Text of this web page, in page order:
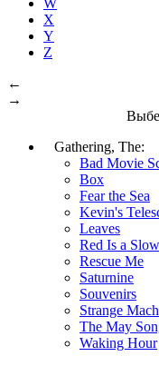
X
Y
Z
←
→
Gathering, The:
Bad Movie
Box
Fear the Sea
Kevin's
Leaves
Red Is a
Rescue Me
Saturnine
Souvenirs
Strange
The May
Waking Hour